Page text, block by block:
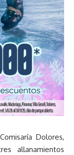
Dolores,
allanamientos